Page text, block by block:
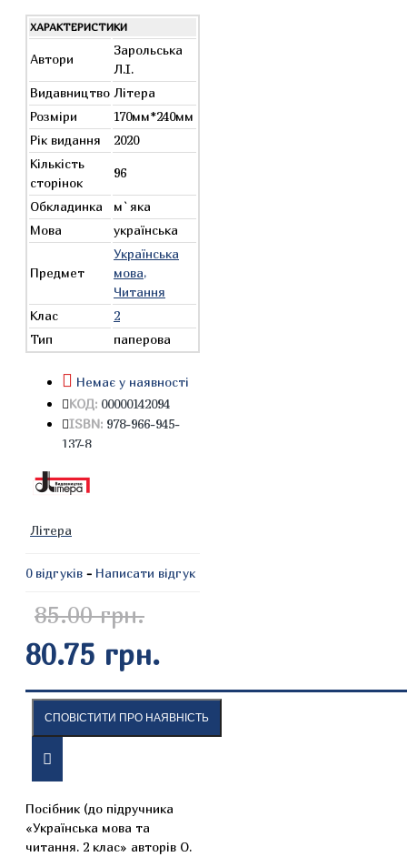
ХАРАКТЕРИСТИКИ
Автори
Зарольська
Л.І.
Видавництво Літера
Розміри
170мм*240мм
Рік видання
2020
Кількість
сторінок
96
Обкладинка
м`яка
Мова
українська
Предмет
Українська
мова,
Читання
Клас
2
Тип
паперова
Немає у наявності
КОД: 00000142094
ISBN: 978-966-945-
137-8
Літера
0 відгуків - Написати відгук
85.00 грн.
80.75 грн.
СПОВІСТИТИ ПРО НАЯВНІСТЬ
ОПИС ВІДГУКИ
Посібник (до підручника
«Українська мова та
читання. 2 клас» авторів О.